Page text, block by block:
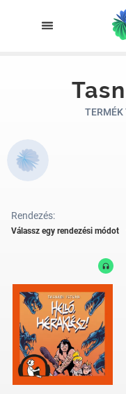
TERMÉK
Rendezés:
Válassz egy rendezési módot